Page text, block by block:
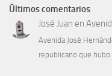
Últimos comentarios
José Juan en
Avenida José
republicano que hubo